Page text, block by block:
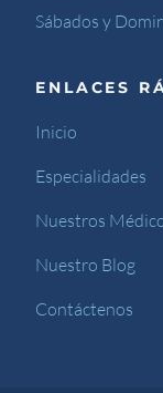
Sábados y
ENLACES
Inicio
Especialidades
Nuestros
Nuestro Blog
Contáctenos